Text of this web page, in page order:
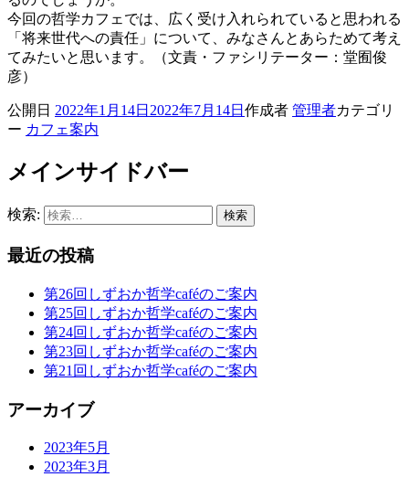
今回の哲学カフェでは、広く受け入れられていると思われる
「将来世代への責任」について、みなさんとあらためて考え
てみたいと思います。（文責・ファシリテーター：堂囿俊
彦）
公開日 2022年1月14日 2022年7月14日 作成者 管理者カテゴリ
ー カフェ案内
メインサイドバー
検索:
最近の投稿
第26回しずおか哲学caféのご案内
第25回しずおか哲学caféのご案内
第24回しずおか哲学caféのご案内
第23回しずおか哲学caféのご案内
第21回しずおか哲学caféのご案内
アーカイブ
2023年5月
2023年3月